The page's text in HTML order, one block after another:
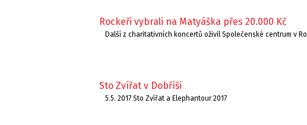
Rockeři vybrali na Matyáška přes 20.000 Kč
Další z charitativních koncertů oživil Společenské centrum v
Sto Zvířat v Dobříši
5.5. 2017 Sto Zvířat a Elephantour 2017